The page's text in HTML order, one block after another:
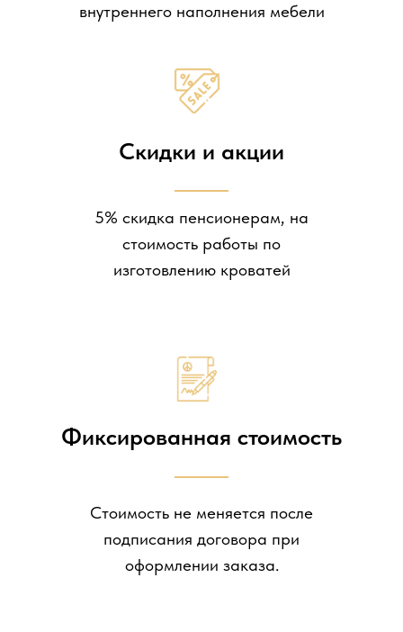
внутреннего наполнения мебели
Скидки и акции
5% скидка пенсионерам, на
стоимость работы по
изготовлению кроватей
Фиксированная стоимость
Стоимость не меняется после
подписания договора при
оформлении заказа.